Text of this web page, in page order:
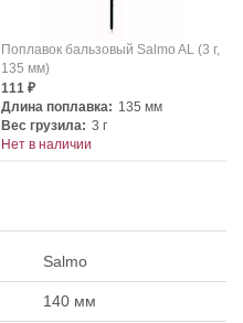
Поплавок бальзовый Salmo AL (3 г,
135 мм)
111 ₽
Длина поплавка: 135 мм
Вес грузила: 3 г
Нет в наличии
Salmo
140 мм